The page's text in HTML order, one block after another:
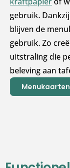
gebruik.
blijven de
gebruik. Zo
uitstraling die
beleving aan